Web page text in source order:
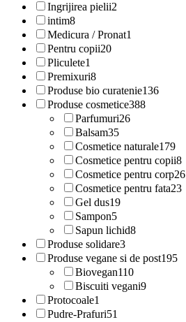
Ingrijirea pielii2
intim8
Medicura / Pronat1
Pentru copii20
Pliculete1
Premixuri8
Produse bio curatenie136
Produse cosmetice388
Parfumuri26
Balsam35
Cosmetice naturale179
Cosmetice pentru copii8
Cosmetice pentru corp26
Cosmetice pentru fata23
Gel dus19
Sampon5
Sapun lichid8
Produse solidare3
Produse vegane si de post195
Biovegan110
Biscuiti vegani9
Protocoale1
Pudre-Prafuri51